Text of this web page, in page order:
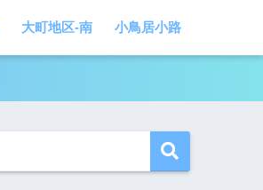
大町地区-南 小鳥居小路